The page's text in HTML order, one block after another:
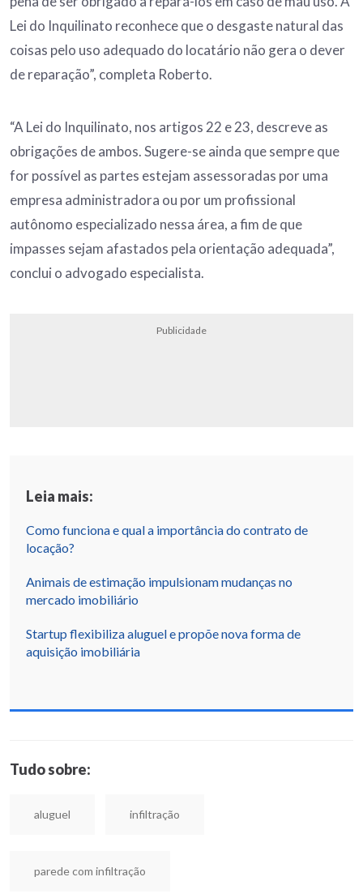
Lei do Inquilinato reconhece que o desgaste natural das
coisas pelo uso adequado do locatário não gera o dever
de reparação”, completa Roberto.
“A Lei do Inquilinato, nos artigos 22 e 23, descreve as
obrigações de ambos. Sugere-se ainda que sempre que
for possível as partes estejam assessoradas por uma
empresa administradora ou por um profissional
autônomo especializado nessa área, a fim de que
impasses sejam afastados pela orientação adequada”,
conclui o advogado especialista.
Publicidade
Leia mais:
Como funciona e qual a importância do contrato de
locação?
Animais de estimação impulsionam mudanças no
mercado imobiliário
Startup flexibiliza aluguel e propõe nova forma de
aquisição imobiliária
Tudo sobre:
aluguel infiltração
parede com infiltração